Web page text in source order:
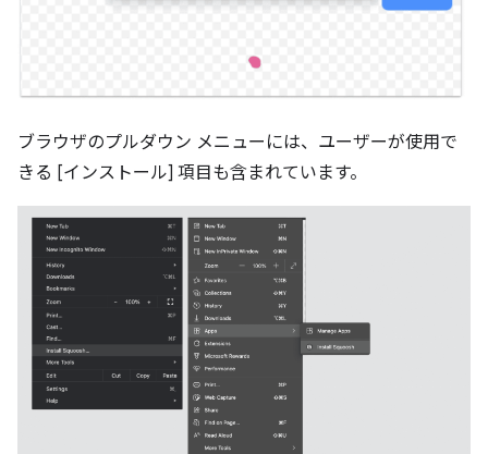
ブラウザのプルダウン メニューには、ユーザーが使用で
きる [インストール] 項目も含まれています。